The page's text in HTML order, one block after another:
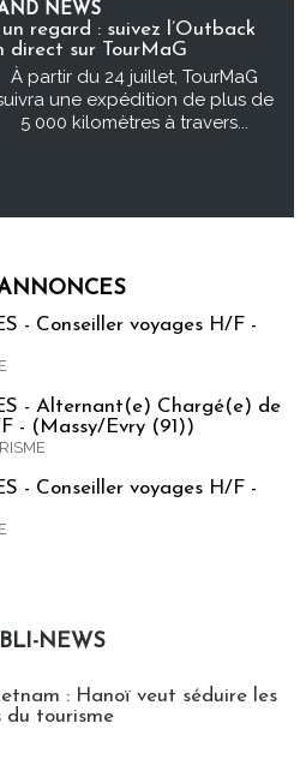
NEWS
regard : suivez l’Outback
direct sur TourMaG
À partir du 24 juillet, TourMaG
une expédition de plus de
5 000 kilomètres à travers...
- Conseiller voyages H/F -
- Alternant(e) Chargé(e) de
- (Massy/Evry (91))
- Conseiller voyages H/F -
NEWS
: Hanoï veut séduire les
du tourisme